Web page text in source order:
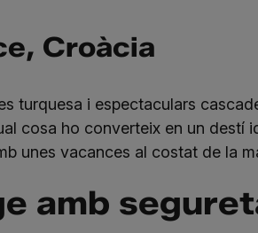
Croàcia
turquesa i espectaculars
cosa ho converteix en un destí
unes vacances al costat de la
amb